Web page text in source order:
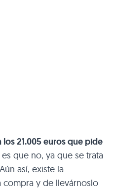
21.005 euros que pide
que no, ya que se trata
así, existe la
y de llevárnoslo